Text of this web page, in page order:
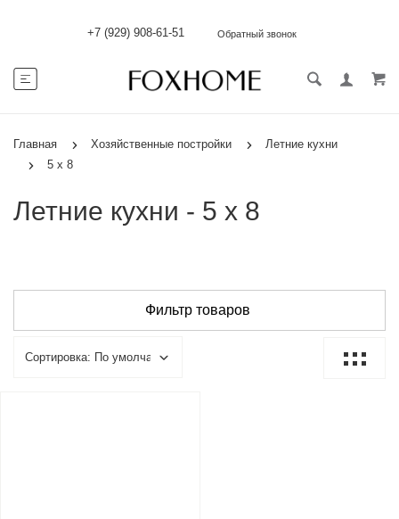
+7 (929) 908-61-51 Обратный звонок
Главная Хозяйственные постройки
Летние кухни
5 х 8
Летние кухни - 5 х 8
Фильтр товаров